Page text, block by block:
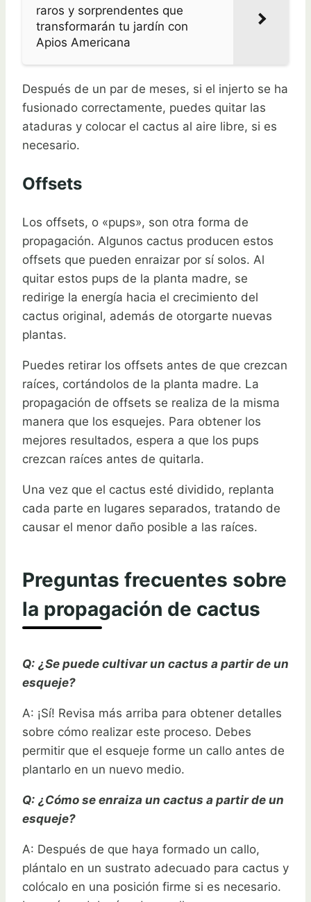
raros y sorprendentes que
transformarán tu jardín con
Apios Americana
Después de un par de meses, si el injerto se ha
fusionado correctamente, puedes quitar las
ataduras y colocar el cactus al aire libre, si es
necesario.
Offsets
Los offsets, o «pups», son otra forma de
propagación. Algunos cactus producen estos
offsets que pueden enraizar por sí solos. Al
quitar estos pups de la planta madre, se
redirige la energía hacia el crecimiento del
cactus original, además de otorgarte nuevas
plantas.
Puedes retirar los offsets antes de que crezcan
raíces, cortándolos de la planta madre. La
propagación de offsets se realiza de la misma
manera que los esquejes. Para obtener los
mejores resultados, espera a que los pups
crezcan raíces antes de quitarla.
Una vez que el cactus esté dividido, replanta
cada parte en lugares separados, tratando de
causar el menor daño posible a las raíces.
Preguntas frecuentes sobre
la propagación de cactus
Q: ¿Se puede cultivar un cactus a partir de un
esqueje?
A: ¡Sí! Revisa más arriba para obtener detalles
sobre cómo realizar este proceso. Debes
permitir que el esqueje forme un callo antes de
plantarlo en un nuevo medio.
Q: ¿Cómo se enraiza un cactus a partir de un
esqueje?
A: Después de que haya formado un callo,
plántalo en un sustrato adecuado para cactus y
colócalo en una posición firme si es necesario.